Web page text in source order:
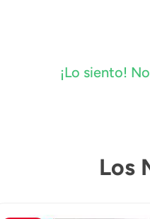
¡Lo siento!
Los